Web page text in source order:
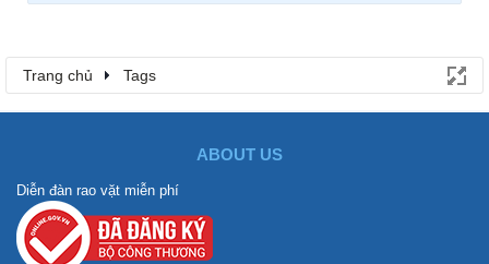
Trang chủ Tags
ABOUT US
Diễn đàn rao vặt miễn phí